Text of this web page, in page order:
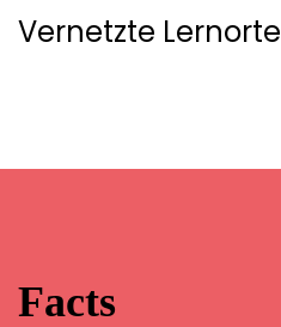
Vernetzte Lernorte
Facts